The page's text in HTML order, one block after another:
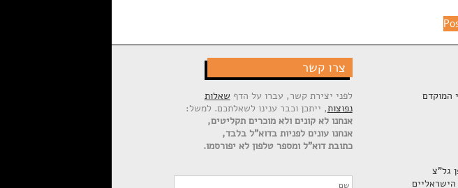
צרו קשר
לפני יצירת קשר, עברו על הדף שאלות
נפוצות, ייתכן וכבר ענינו לשאלתכם. למשל:
אנחנו לא קונים ולא מוכרים תקליטים,
אנחנו עונים לפניות בדוא"ל בלבד,
כתובת דוא"ל ומספר טלפון לא יפורסמו.
המוקדם
גל"צ